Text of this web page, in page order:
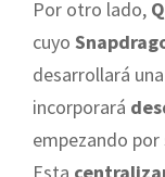
Por otro lado,
cuyo
desarrollará una
incorporará
empezando